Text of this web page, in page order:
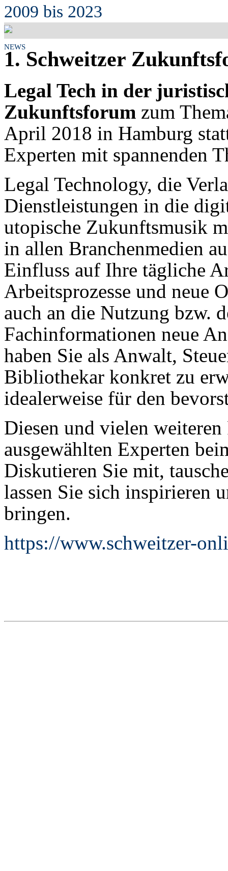
2009 bis 2023
NEWS
1. Schweitzer
Legal Tech in der
Zukunftsforum zum
April 2018 in Hamburg
Experten mit spannenden
Legal Technology, die
Dienstleistungen in die
utopische Zukunftsmusik
in allen Branchenmedien
Einfluss auf Ihre tägliche
Arbeitsprozesse und neue
auch an die Nutzung bzw.
Fachinformationen neue
haben Sie als Anwalt,
Bibliothekar konkret zu
idealerweise für den
Diesen und vielen
ausgewählten Experten
Diskutieren Sie mit,
lassen Sie sich inspirieren
bringen.
https://www.schweitzer-